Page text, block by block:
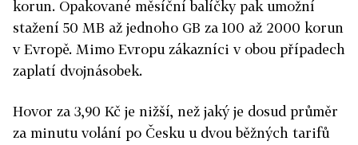
korun. Opakované měsíční balíčky pak umožní
stažení 50 MB až jednoho GB za 100 až 2000 korun
v Evropě. Mimo Evropu zákazníci v obou případech
zaplatí dvojnásobek.
Hovor za 3,90 Kč je nižší, než jaký je dosud průměr
za minutu volání po Česku u dvou běžných tarifů